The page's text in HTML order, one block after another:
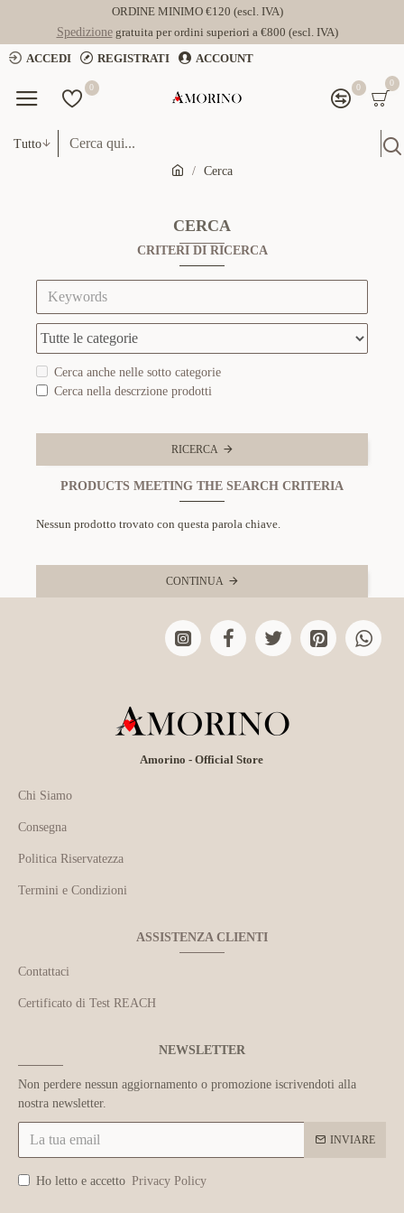
ORDINE MINIMO €120 (escl. IVA)
Spedizionegratuita per ordini superiori a €800 (escl. IVA)
ACCEDI
REGISTRATI ACCOUNT
0 0 0
Tutto
Cerca
CERCA
CRITERI DI RICERCA
Cerca anche nelle sotto categorie
Cerca nella descrzione prodotti
RICERCA
PRODUCTS MEETING THE SEARCH CRITERIA
Nessun prodotto trovato con questa parola chiave.
CONTINUA
Amorino - Official Store
Chi Siamo
Consegna
Politica Riservatezza
Termini e Condizioni
ASSISTENZA CLIENTI
Contattaci
Certificato di Test REACH
NEWSLETTER
Non perdere nessun aggiornamento o promozione iscrivendoti alla
nostra newsletter.
INVIARE
Ho letto e accetto Privacy Policy